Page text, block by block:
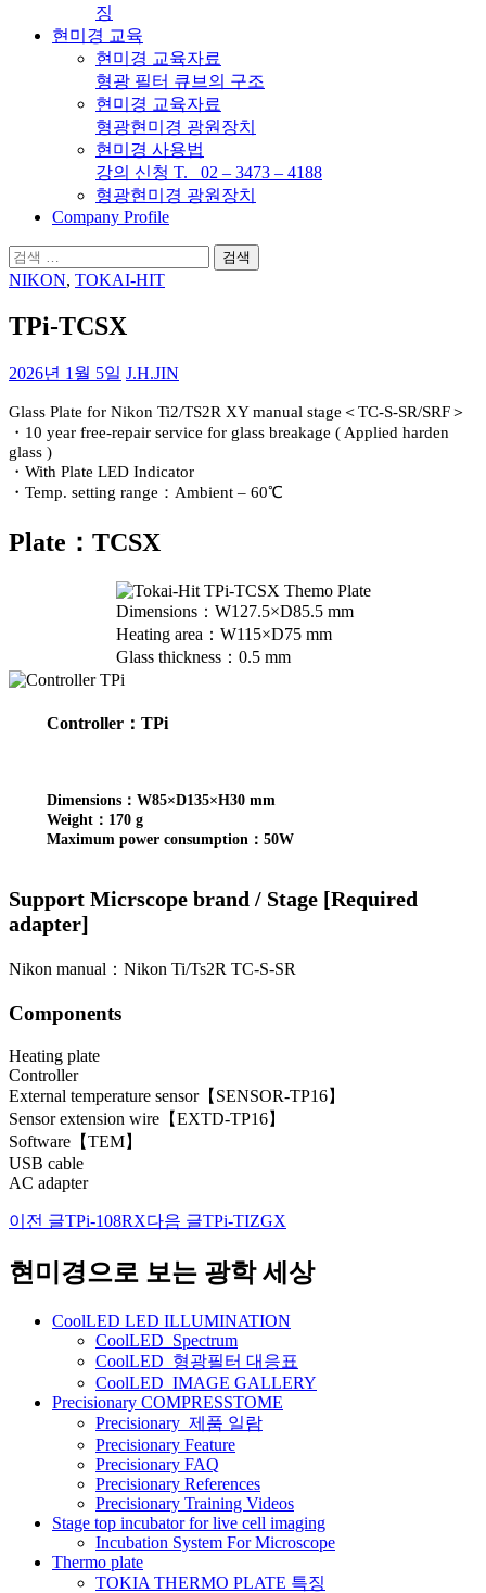
징
현미경 교육
현미경 교육자료
형광 필터 큐브의 구조
현미경 교육자료
형광현미경 광원장치
현미경 사용법
강의 신청 T. 02 – 3473 – 4188
형광현미경 광원장치
Company Profile
검
색:
NIKON, TOKAI-HIT
TPi-TCSX
2026년 1월 5일 J.H.JIN
Glass Plate for Nikon Ti2/TS2R XY manual stage＜TC-S-SR/SRF＞
・10 year free-repair service for glass breakage ( Applied harden
glass )
・With Plate LED Indicator
・Temp. setting range：Ambient – 60℃
Plate：TCSX
Dimensions：W127.5×D85.5 mm
Heating area：W115×D75 mm
Glass thickness：0.5 mm
Controller：TPi
Dimensions：W85×D135×H30 mm
Weight：170 g
Maximum power consumption：50W
Support Micrscope brand / Stage [Required
adapter]
Nikon manual：Nikon Ti/Ts2R TC-S-SR
Components
Heating plate
Controller
External temperature sensor【SENSOR-TP16】
Sensor extension wire【EXTD-TP16】
Software【TEM】
USB cable
AC adapter
글
네
이전 글TPi-108RX다음 글TPi-TIZGX
현미경으로 보는 광학 세상
CoolLED LED ILLUMINATION
CoolLED_Spectrum
CoolLED_형광필터 대응표
CoolLED_IMAGE GALLERY
Precisionary COMPRESSTOME
Precisionary_제품 일람
Precisionary Feature
Precisionary FAQ
Precisionary References
Precisionary Training Videos
Stage top incubator for live cell imaging
Incubation System For Microscope
Thermo plate
TOKIA THERMO PLATE 특징